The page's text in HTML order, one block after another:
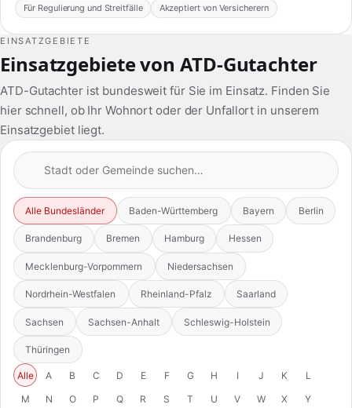
Für Regulierung und Streitfälle Akzeptiert von Versicherern
EINSATZGEBIETE
Einsatzgebiete von ATD-Gutachter
ATD-Gutachter ist bundesweit für Sie im Einsatz. Finden Sie
hier schnell, ob Ihr Wohnort oder der Unfallort in unserem
Einsatzgebiet liegt.
Alle Bundesländer Baden-Württemberg Bayern Berlin
Brandenburg Bremen Hamburg Hessen
Mecklenburg-Vorpommern Niedersachsen
Nordrhein-Westfalen Rheinland-Pfalz Saarland
Sachsen Sachsen-Anhalt Schleswig-Holstein
Thüringen
Alle A B C D E F G H I J K
L
M
N O P Q R S T U V W X
Y